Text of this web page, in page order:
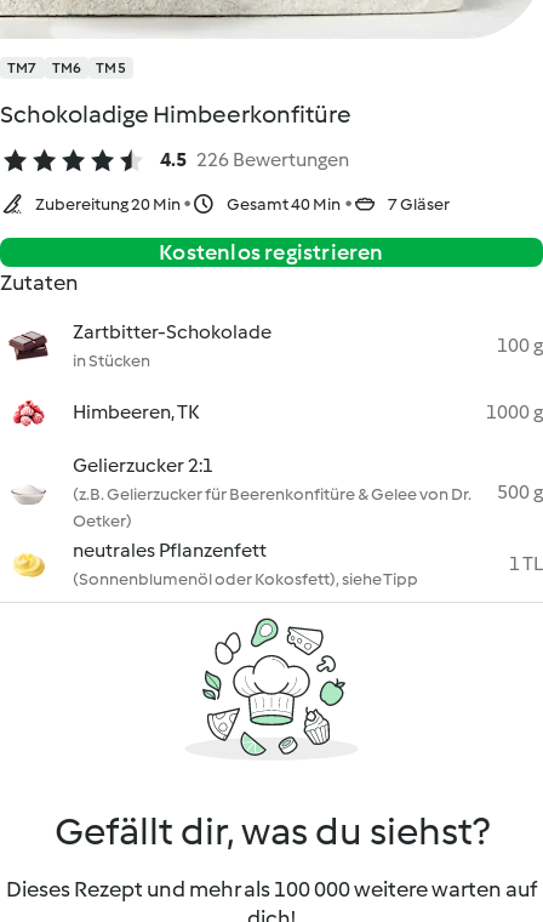
TM7 TM6 TM5
Schokoladige Himbeerkonfitüre
4.5 226 Bewertungen
Zubereitung 20 Min Gesamt 40 Min 7 Gläser
Kostenlos registrieren
Zutaten
Zartbitter-Schokolade
in Stücken
100 g
Himbeeren, TK 1000 g
Gelierzucker 2:1
(z.B. Gelierzucker für Beerenkonfitüre & Gelee von Dr.
Oetker)
500 g
neutrales Pflanzenfett
(Sonnenblumenöl oder Kokosfett), siehe Tipp
1 TL
Gefällt dir, was du siehst?
Dieses Rezept und mehr als 100 000 weitere warten auf